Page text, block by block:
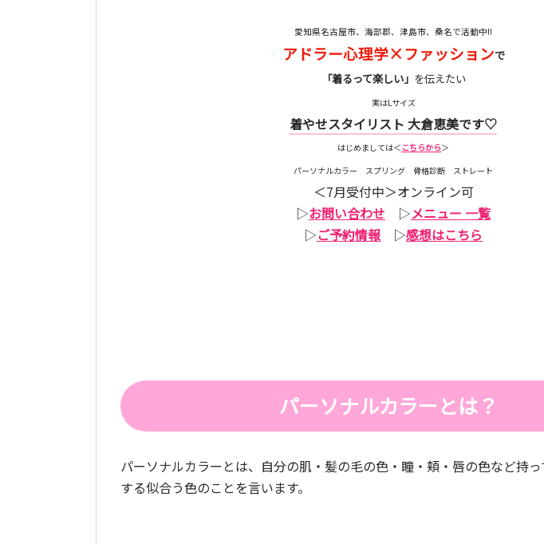
愛知県名古屋市、海部郡、津島市、桑名で活動中!!
アドラー心理学×ファッションで
「着るって楽しい」 を伝えたい
実はLサイズ
着やせスタイリスト 大倉恵美です♡
はじめましては＜ こちらから＞
パーソナルカラー スプリング 骨格診断 ストレート
＜7月受付中＞オンライン可
▷お問い合わせ ▷メニュー 一覧
▷ご予約情報▷感想はこちら
パーソナルカラーとは？
パーソナルカラーとは、自分の肌・髪の毛の色・瞳・頬・唇の色など持
する似合う色のことを言います。